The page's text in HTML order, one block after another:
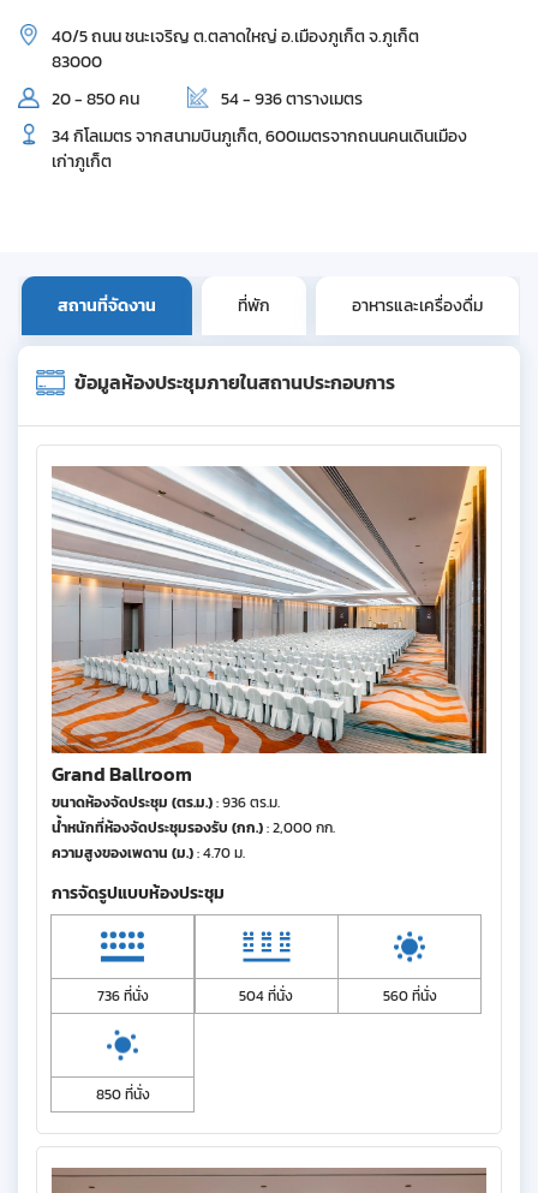
40/5 ถนน ชนะเจริญ ต.ตลาดใหญ่ อ.เมืองภูเก็ต จ.ภูเก็ต
83000
20 - 850 คน
54 - 936 ตารางเมตร
34 กิโลเมตร จากสนามบินภูเก็ต, 600เมตรจากถนนคนเดินเมือง
เก่าภูเก็ต
สถานที่จัดงาน ที่พัก อาหารและเครื่องดื่ม
ข้อมูลห้องประชุมภายในสถานประกอบการ
Grand Ballroom
ขนาดห้องจัดประชุม (ตร.ม.): 936 ตร.ม.
น้ำหนักที่ห้องจัดประชุมรองรับ (กก.): 2,000 กก.
ความสูงของเพดาน (ม.): 4.70 ม.
การจัดรูปแบบห้องประชุม
736 ที่นั่ง 504 ที่นั่ง 560 ที่นั่ง
850 ที่นั่ง